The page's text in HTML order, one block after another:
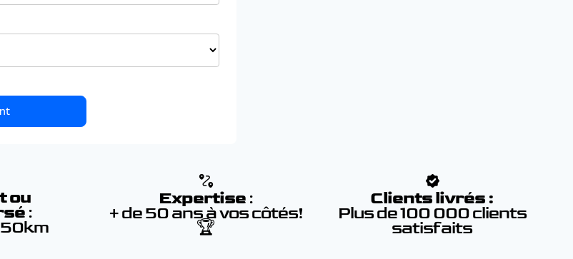
ou
:
50km
Expertise :
+ de 50 ans à vos côtés!
🏆
Clients livrés :
Plus de 100 000 clients
satisfaits